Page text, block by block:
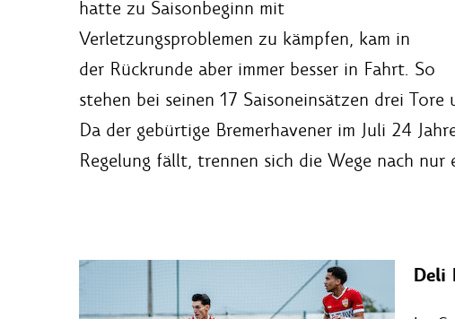
hatte zu Saisonbeginn mit
Verletzungsproblemen zu kämpfen, kam in
der Rückrunde aber immer besser in Fahrt. So
stehen bei seinen 17 Saisoneinsätzen drei
Da der gebürtige Bremerhavener im Juli 24
Regelung fällt, trennen sich die Wege nach nur
Deli